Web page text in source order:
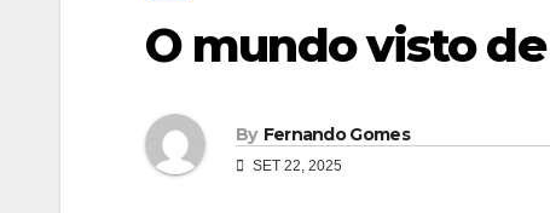
O mundo visto
By Fernando Gomes
SET 22, 2025